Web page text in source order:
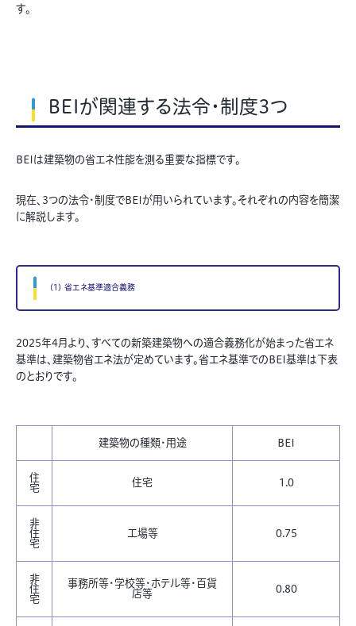
す。
BEIが関連する法令・制度3つ
BEIは建築物の省エネ性能を測る重要な指標です。
現在、3つの法令・制度でBEIが用いられています。それぞれの内容を簡潔
に解説します。
(1) 省エネ基準適合義務
2025年4月より、すべての新築建築物への適合義務化が始まった省エネ
基準は、建築物省エネ法が定めています。省エネ基準でのBEI基準は下表
のとおりです。
建築物の種類・用途 BEI
住
宅
住宅 1.0
非
住
宅
工場等 0.75
非
住
宅
事務所等・学校等・ホテル等・百貨
店等
0.80